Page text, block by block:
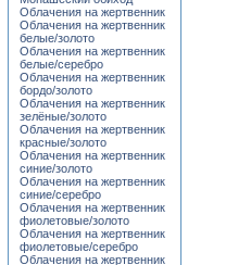
Облачения на жертвенник
Облачения на жертвенник
белые/золото
Облачения на жертвенник
белые/серебро
Облачения на жертвенник
бордо/золото
Облачения на жертвенник
зелёные/золото
Облачения на жертвенник
красные/золото
Облачения на жертвенник
синие/золото
Облачения на жертвенник
синие/серебро
Облачения на жертвенник
фиолетовые/золото
Облачения на жертвенник
фиолетовые/серебро
Облачения на жертвенник